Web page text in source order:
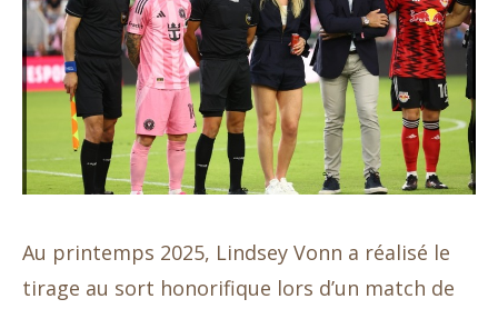
Au printemps 2025, Lindsey Vonn a réalisé le
tirage au sort honorifique lors d’un match de